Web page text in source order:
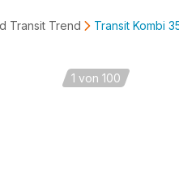
Transit Trend Transit Kombi
1 von 100